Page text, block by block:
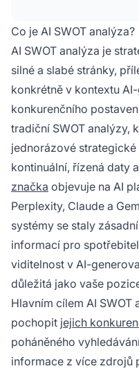
průběžným
ChatGPT,
posouzení
pomáhá
značky v AI
mezery a vyvíjet
viditelnosti ve
poháněných AI. Na
analýzy je AI
využívající
nástroje ke
v odpovědích a
Co je AI SWOT analýza?
AI SWOT analýza je
silné a slabé stránky,
konkrétně v kontextu
konkurenčního
tradiční SWOT analýzy,
jednorázové strategické
kontinuální, řízená daty
značka objevuje na AI
Perplexity, Claude a
systémy se staly
informací pro
viditelnost v AI-
důležitá jako vaše
Hlavním cílem AI
pochopit jejich
poháněného
informace z více zdrojů